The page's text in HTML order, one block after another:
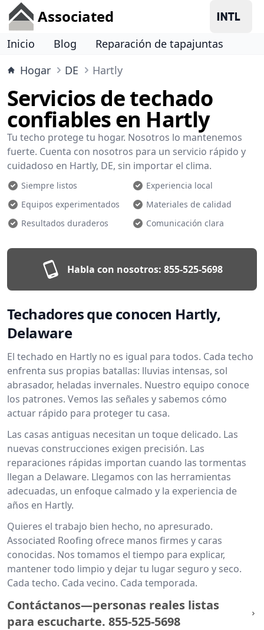
Associated
Inicio Blog
Reparación de tapajuntas
Hogar
DE Hartly
Servicios de techado
confiables en Hartly
Tu techo protege tu hogar. Nosotros lo mantenemos
fuerte. Cuenta con nosotros para un servicio rápido y
cuidadoso en Hartly, DE, sin importar el clima.
Siempre listos
Experiencia local
Equipos experimentados
Materiales de calidad
Resultados duraderos
Comunicación clara
Habla con nosotros: 855-525-5698
Techadores que conocen Hartly,
Delaware
El techado en Hartly no es igual para todos. Cada techo
enfrenta sus propias batallas: lluvias intensas, sol
abrasador, heladas invernales. Nuestro equipo conoce
los patrones. Vemos las señales y sabemos cómo
actuar rápido para proteger tu casa.
Las casas antiguas necesitan un toque delicado. Las
nuevas construcciones exigen precisión. Las
reparaciones rápidas importan cuando las tormentas
llegan a Delaware. Llegamos con las herramientas
adecuadas, un enfoque calmado y la experiencia de
años en Hartly.
Quieres el trabajo bien hecho, no apresurado.
Associated Roofing ofrece manos firmes y caras
conocidas. Nos tomamos el tiempo para explicar,
mantener todo limpio y dejar tu lugar seguro y seco.
Cada techo. Cada vecino. Cada temporada.
Contáctanos—personas reales listas
para escucharte. 855-525-5698